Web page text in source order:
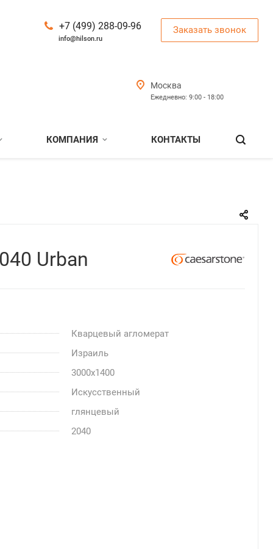
+7 (499) 288-09-96
info@hilson.ru
Заказать звонок
Москва
Ежедневно: 9:00 - 18:00
КОМПАНИЯ КОНТАКТЫ
Urban
Кварцевый агломерат
Израиль
3000x1400
Искусственный
глянцевый
2040